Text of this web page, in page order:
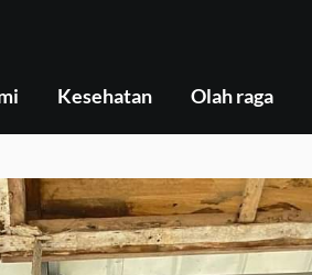
Kesehatan Olah raga